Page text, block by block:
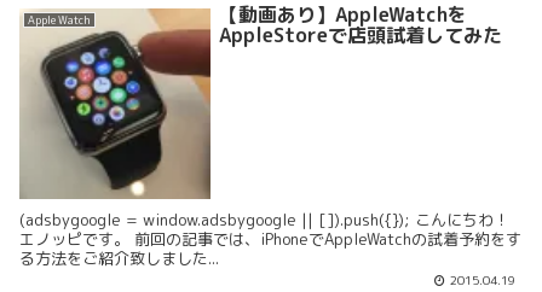
Apple Watch 【動画あり】AppleWatchを
AppleStoreで店頭試着してみた
(adsbygoogle = window.adsbygoogle || []).push({}); こんにちわ！
エノッピです。 前回の記事では、iPhoneでAppleWatchの試着予約をす
る方法をご紹介致しました...
2015.04.19